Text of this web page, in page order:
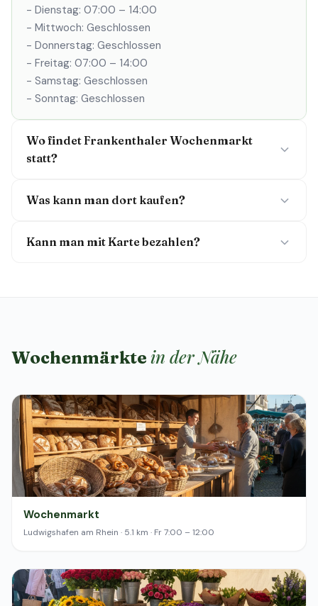
- Dienstag: 07:00 – 14:00
- Mittwoch: Geschlossen
- Donnerstag: Geschlossen
- Freitag: 07:00 – 14:00
- Samstag: Geschlossen
- Sonntag: Geschlossen
Wo findet Frankenthaler Wochenmarkt
statt?
Was kann man dort kaufen?
Kann man mit Karte bezahlen?
Wochenmärkte in der Nähe
Wochenmarkt
Ludwigshafen am Rhein · 5.1 km · Fr 7:00 – 12:00